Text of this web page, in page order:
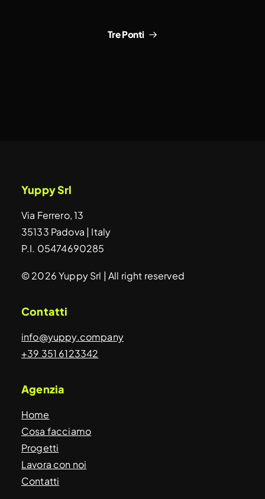
Tre Ponti
Yuppy Srl
Via Ferrero, 13
35133 Padova | Italy
P.I. 05474690285
© 2026 Yuppy Srl | All right reserved
Contatti
info@yuppy.company
+39 351 6123342
Agenzia
Home
Cosa facciamo
Progetti
Lavora con noi
Contatti